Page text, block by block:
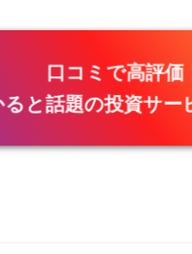
口コミで高評価
ると話題の投資サー